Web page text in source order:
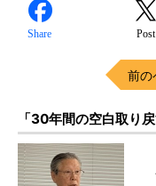
Share Post
前の
「30年間の空白取り